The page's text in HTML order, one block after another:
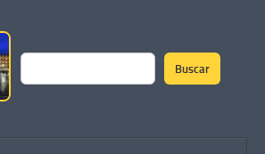
Buscar
Buscar